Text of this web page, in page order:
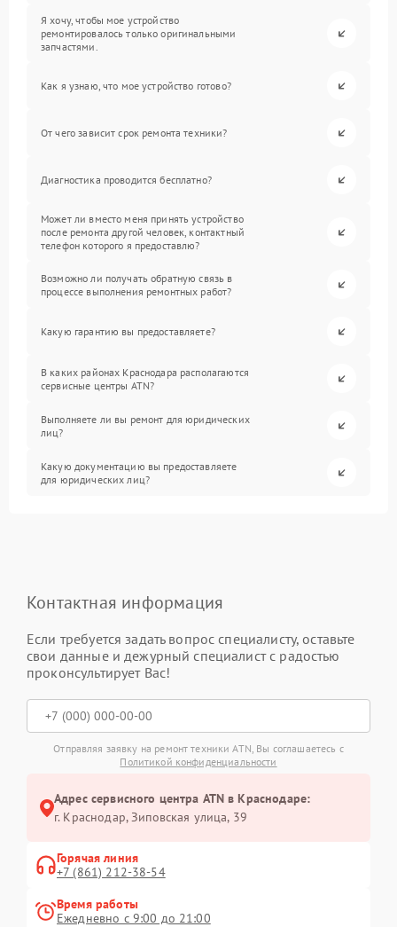
Я хочу, чтобы мое устройство
ремонтировалось только оригинальными
запчастями.
Как я узнаю, что мое устройство готово?
От чего зависит срок ремонта техники?
Диагностика проводится бесплатно?
Может ли вместо меня принять устройство
после ремонта другой человек, контактный
телефон которого я предоставлю?
Возможно ли получать обратную связь в
процессе выполнения ремонтных работ?
Какую гарантию вы предоставляете?
В каких районах Краснодара располагаются
сервисные центры ATN?
Выполняете ли вы ремонт для юридических
лиц?
Какую документацию вы предоставляете
для юридических лиц?
Контактная информация
Если требуется задать вопрос специалисту, оставьте
свои данные и дежурный специалист с радостью
проконсультирует Вас!
Отправляя заявку на ремонт техники ATN, Вы соглашаетесь с
Политикой конфиденциальности
Адрес сервисного центра ATN в Краснодаре:
г. Краснодар, Зиповская улица, 39
Горячая линия
+7 (861) 212-38-54
Время работы
Ежедневно с 9:00 до 21:00